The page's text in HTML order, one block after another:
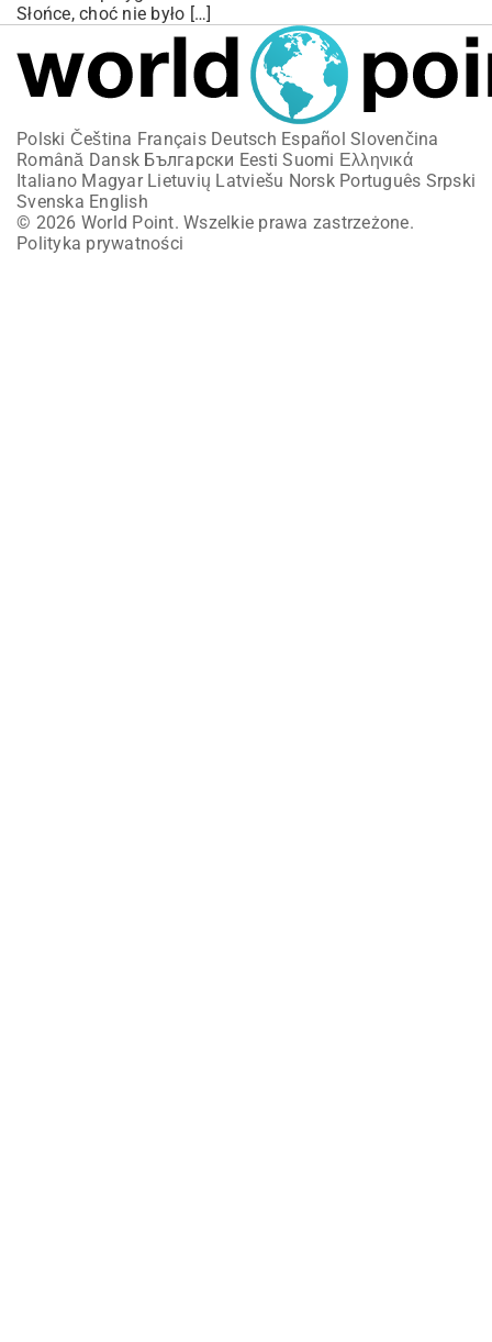
Słońce, choć nie było […]
Polski Čeština Français Deutsch Español Slovenčina
Română Dansk Български Eesti Suomi Ελληνικά
Italiano Magyar Lietuvių Latviešu Norsk Português Srpski
Svenska English
© 2026 World Point. Wszelkie prawa zastrzeżone.
Polityka prywatności